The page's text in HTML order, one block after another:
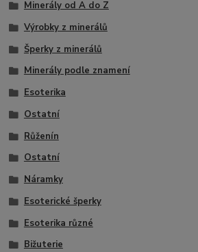
Minerály od A do Z
Výrobky z minerálů
Šperky z minerálů
Minerály podle znamení
Esoterika
Ostatní
Růženín
Ostatní
Náramky
Esoterické šperky
Esoterika různé
Bižuterie